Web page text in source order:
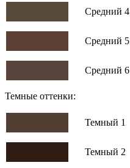
Средний 4
Средний 5
Средний 6
Темные оттенки:
Темный 1
Темный 2